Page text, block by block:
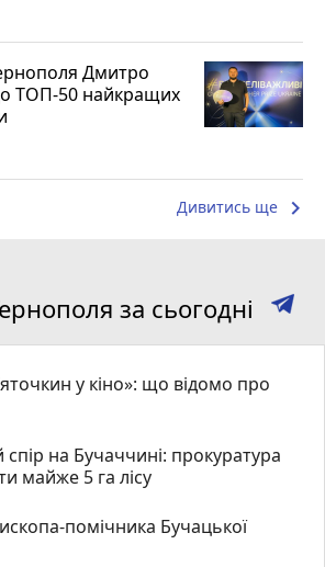
Дмитро
ТОП-50 найкращих
Дивитись ще keyboard_arrow_right
за сьогодні
у кіно»: що відомо про
на Бучаччині: прокуратура
майже 5 га лісу
помічника Бучацької